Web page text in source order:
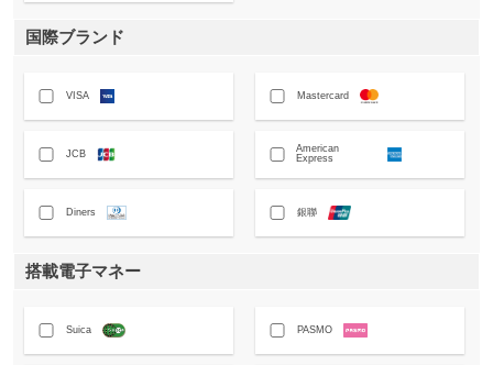
国際ブランド
VISA Mastercard
JCB
American
Express
Diners 銀聯
搭載電子マネー
Suica PASMO